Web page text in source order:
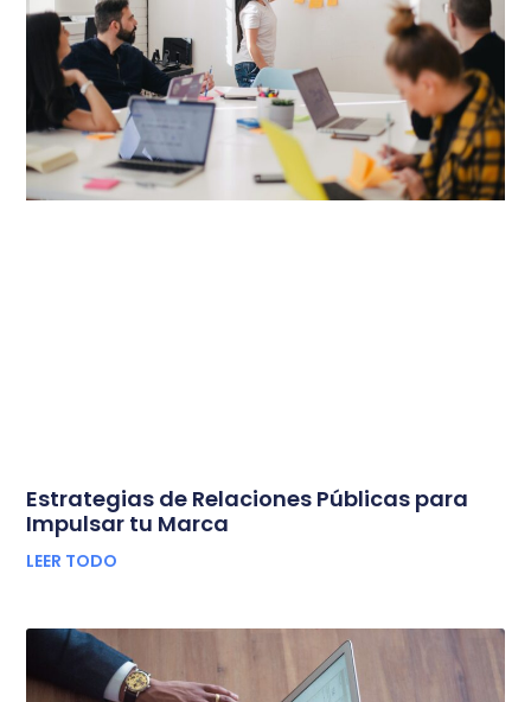
Estrategias de Relaciones Públicas para
Impulsar tu Marca
LEER TODO